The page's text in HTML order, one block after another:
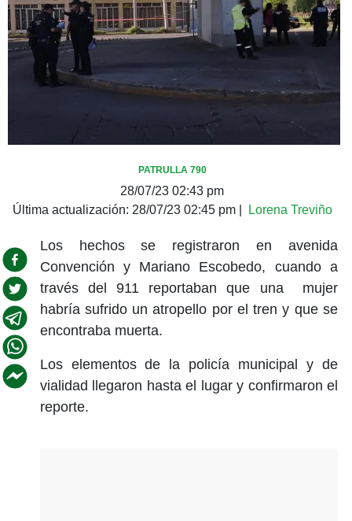
PATRULLA 790
28/07/23 02:43 pm
Última actualización: 28/07/23 02:45 pm| Lorena Treviño
Los hechos se registraron en avenida
Convención y Mariano Escobedo, cuando a
través del 911 reportaban que una mujer
habría sufrido un atropello por el tren y que se
encontraba muerta.
Los elementos de la policía municipal y de
vialidad llegaron hasta el lugar y confirmaron el
reporte.